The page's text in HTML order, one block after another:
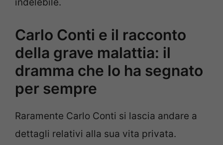
indelebile.
Carlo Conti e il racconto
della grave malattia: il
dramma che lo ha segnato
per sempre
Raramente Carlo Conti si lascia andare a
dettagli relativi alla sua vita privata.